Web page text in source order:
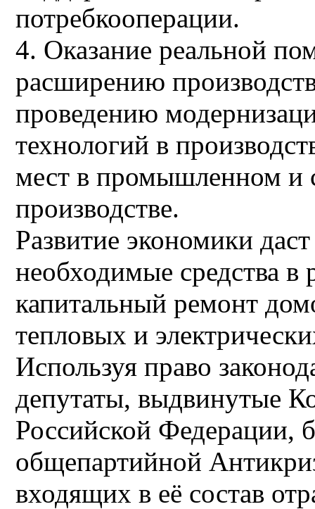
потребкооперации.
4. Оказание реальной
расширению
проведению
технологий в
мест в промышленном и
производстве.
Развитие экономики
необходимые средства в
капитальный ремонт
тепловых и
Используя право
депутаты, выдвинутые
Российской Федерации,
общепартийной
входящих в её состав